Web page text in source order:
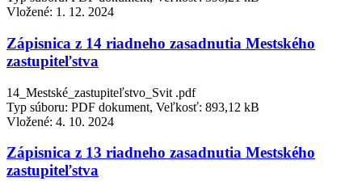
Vložené: 1. 12. 2024
Zápisnica z 14 riadneho zasadnutia Mestského
zastupiteľstva
14_Mestské_zastupiteľstvo_Svit .pdf
Typ súboru: PDF dokument, Veľkosť: 893,12 kB
Vložené: 4. 10. 2024
Zápisnica z 13 riadneho zasadnutia Mestského
zastupiteľstva